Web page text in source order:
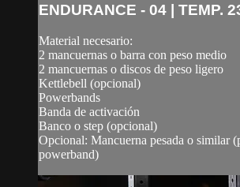
ENDURANCE - 04 | TEMP.
Material necesario:
2 mancuernas o barra con peso medio
2 mancuernas o discos de peso ligero
Kettlebell (opcional)
Powerbands
Banda de activación
Banco o step (opcional)
Opcional: Mancuerna pesada o similar
powerband)